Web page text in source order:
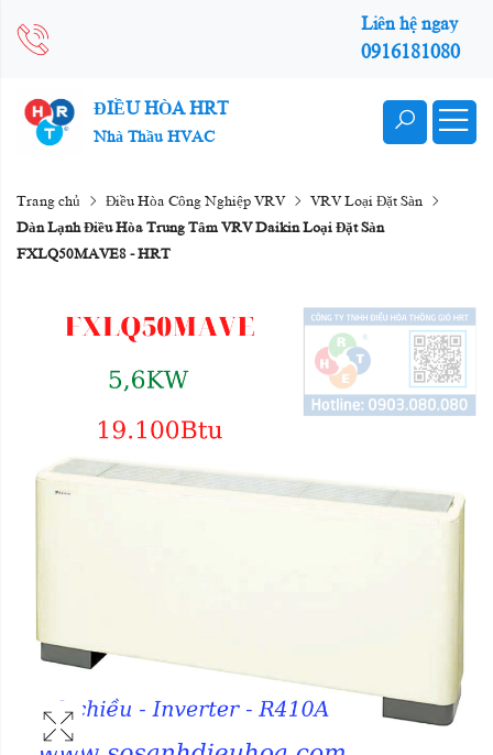
Liên hệ ngay
0916181080
ĐIỀU HÒA HRT
Nhà Thầu HVAC
Trang chủ Điều Hòa Công Nghiệp VRV
VRV Loại Đặt Sàn
Dàn Lạnh Điều Hòa Trung Tâm VRV Daikin Loại Đặt Sàn
FXLQ50MAVE8 - HRT